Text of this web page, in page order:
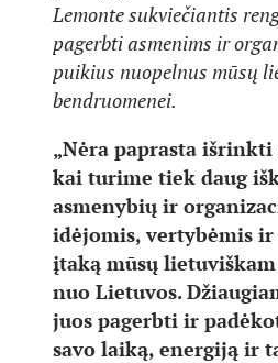
Lemonte sukviečiantis
pagerbti asmenims ir
puikius nuopelnus mūsų
bendruomenei.
„Nėra paprasta išrinkti
kai turime tiek daug
asmenybių ir
idėjomis, vertybėmis
įtaką mūsų
nuo Lietuvos.
juos pagerbti ir
savo laiką, energiją ir